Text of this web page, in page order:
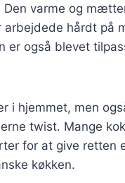
Den varme og
arbejdede hårdt på
er også blevet
i hjemmet, men
twist. Mange
for at give
køkken.